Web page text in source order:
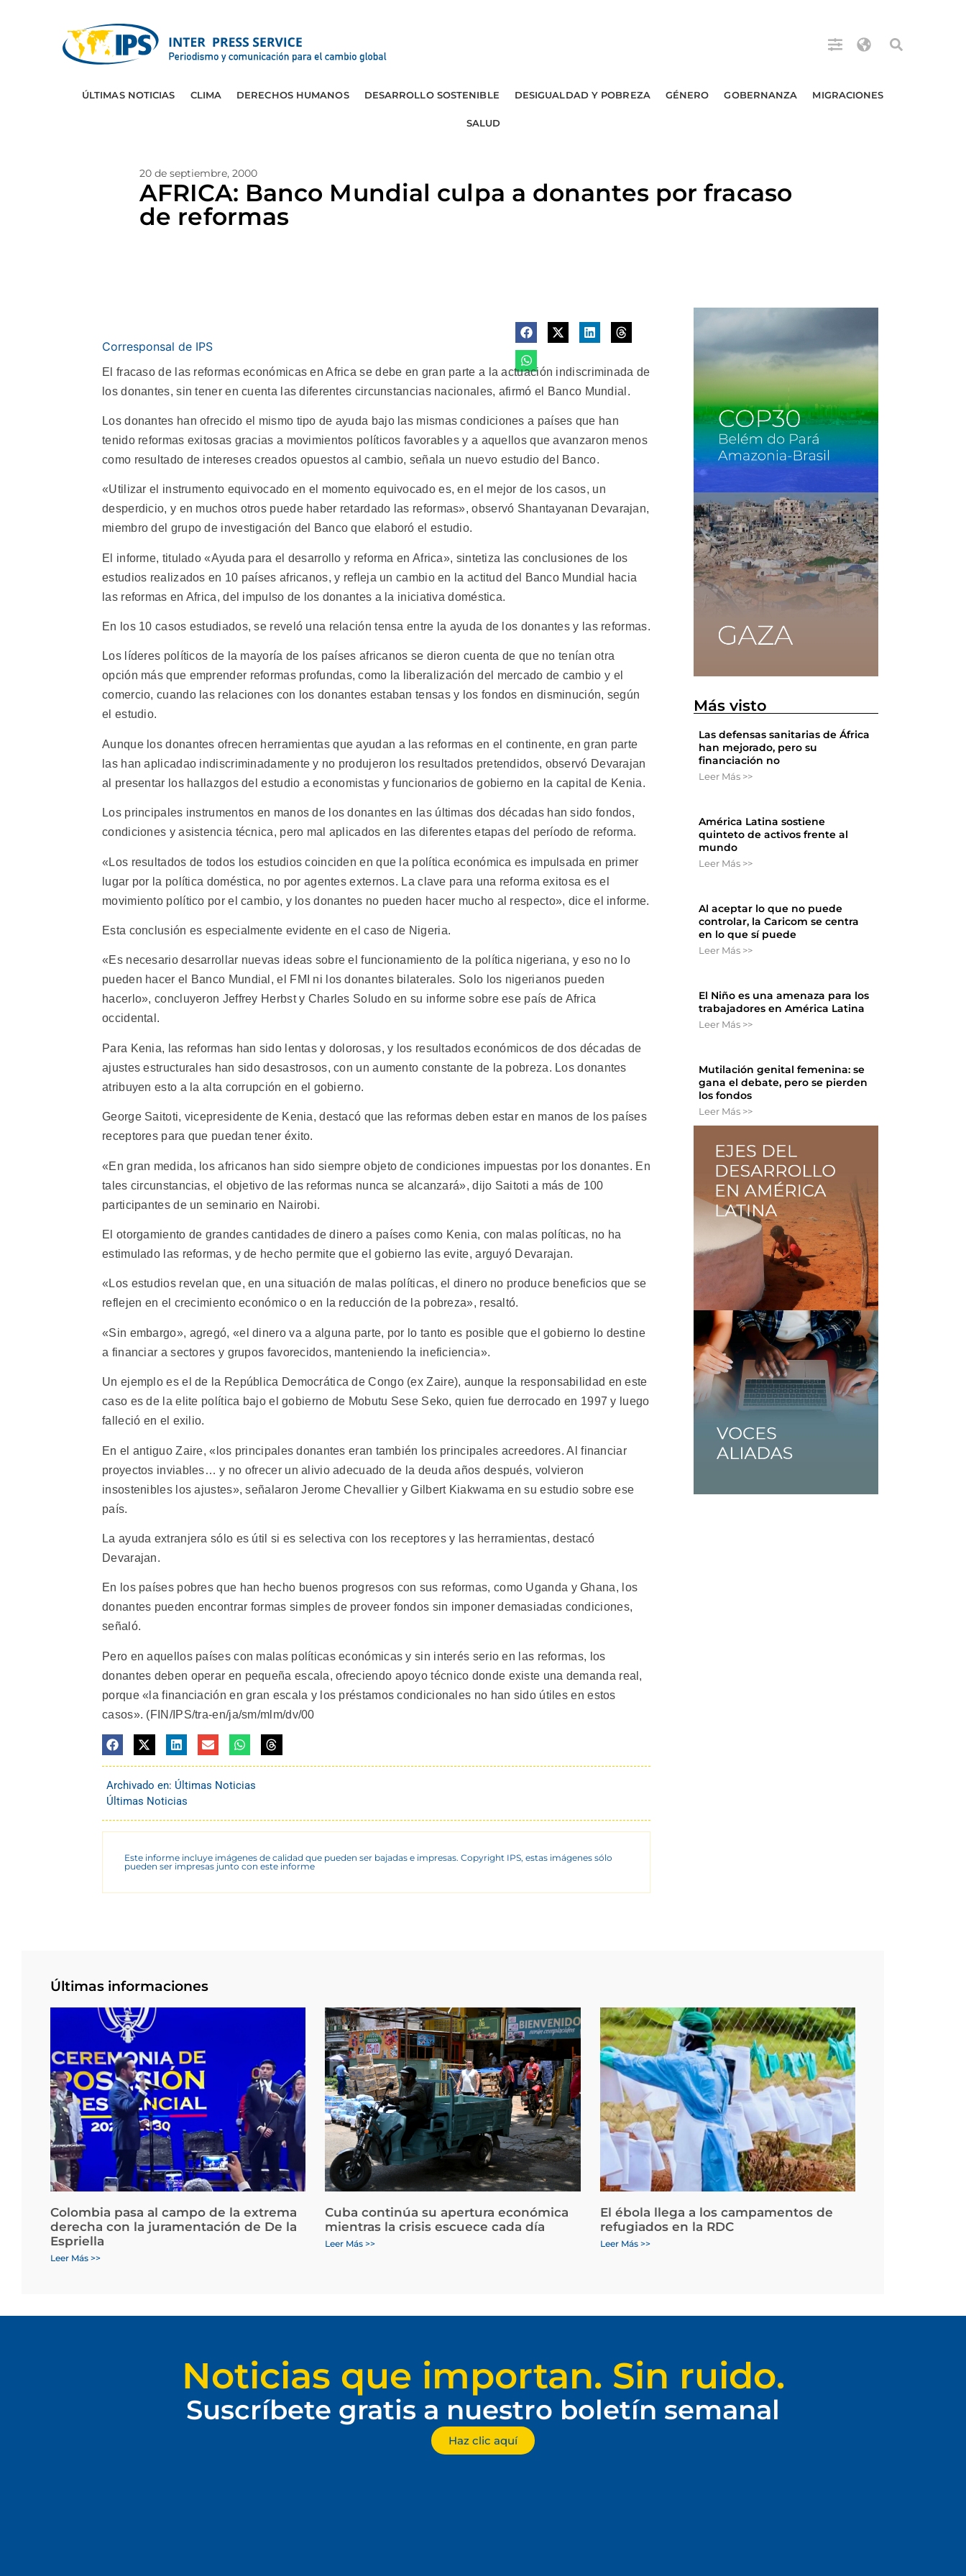
ÚLTIMAS NOTICIAS CLIMA DERECHOS HUMANOS DESARROLLO SOSTENIBLE DESIGUALDAD Y POBREZA GÉNERO GOBERNANZA MIGRACIONES
SALUD
20 de septiembre, 2000
AFRICA: Banco Mundial culpa a donantes por fracaso
de reformas
Corresponsal de IPS
El fracaso de las reformas económicas en Africa se debe en gran parte a la actuación indiscriminada de
los donantes, sin tener en cuenta las diferentes circunstancias nacionales, afirmó el Banco Mundial.
Los donantes han ofrecido el mismo tipo de ayuda bajo las mismas condiciones a países que han
tenido reformas exitosas gracias a movimientos políticos favorables y a aquellos que avanzaron menos
como resultado de intereses creados opuestos al cambio, señala un nuevo estudio del Banco.
«Utilizar el instrumento equivocado en el momento equivocado es, en el mejor de los casos, un
desperdicio, y en muchos otros puede haber retardado las reformas», observó Shantayanan Devarajan,
miembro del grupo de investigación del Banco que elaboró el estudio.
El informe, titulado «Ayuda para el desarrollo y reforma en Africa», sintetiza las conclusiones de los
estudios realizados en 10 países africanos, y refleja un cambio en la actitud del Banco Mundial hacia
las reformas en Africa, del impulso de los donantes a la iniciativa doméstica.
En los 10 casos estudiados, se reveló una relación tensa entre la ayuda de los donantes y las reformas.
Los líderes políticos de la mayoría de los países africanos se dieron cuenta de que no tenían otra
opción más que emprender reformas profundas, como la liberalización del mercado de cambio y el
comercio, cuando las relaciones con los donantes estaban tensas y los fondos en disminución, según
el estudio.
Aunque los donantes ofrecen herramientas que ayudan a las reformas en el continente, en gran parte
las han aplicadao indiscriminadamente y no produjeron los resultados pretendidos, observó Devarajan
al presentar los hallazgos del estudio a economistas y funcionarios de gobierno en la capital de Kenia.
Los principales instrumentos en manos de los donantes en las últimas dos décadas han sido fondos,
condiciones y asistencia técnica, pero mal aplicados en las diferentes etapas del período de reforma.
«Los resultados de todos los estudios coinciden en que la política económica es impulsada en primer
lugar por la política doméstica, no por agentes externos. La clave para una reforma exitosa es el
movimiento político por el cambio, y los donantes no pueden hacer mucho al respecto», dice el informe.
Esta conclusión es especialmente evidente en el caso de Nigeria.
«Es necesario desarrollar nuevas ideas sobre el funcionamiento de la política nigeriana, y eso no lo
pueden hacer el Banco Mundial, el FMI ni los donantes bilaterales. Solo los nigerianos pueden
hacerlo», concluyeron Jeffrey Herbst y Charles Soludo en su informe sobre ese país de Africa
occidental.
Para Kenia, las reformas han sido lentas y dolorosas, y los resultados económicos de dos décadas de
ajustes estructurales han sido desastrosos, con un aumento constante de la pobreza. Los donantes
atribuyen esto a la alta corrupción en el gobierno.
George Saitoti, vicepresidente de Kenia, destacó que las reformas deben estar en manos de los países
receptores para que puedan tener éxito.
«En gran medida, los africanos han sido siempre objeto de condiciones impuestas por los donantes. En
tales circunstancias, el objetivo de las reformas nunca se alcanzará», dijo Saitoti a más de 100
participantes de un seminario en Nairobi.
El otorgamiento de grandes cantidades de dinero a países como Kenia, con malas políticas, no ha
estimulado las reformas, y de hecho permite que el gobierno las evite, arguyó Devarajan.
«Los estudios revelan que, en una situación de malas políticas, el dinero no produce beneficios que se
reflejen en el crecimiento económico o en la reducción de la pobreza», resaltó.
«Sin embargo», agregó, «el dinero va a alguna parte, por lo tanto es posible que el gobierno lo destine
a financiar a sectores y grupos favorecidos, manteniendo la ineficiencia».
Un ejemplo es el de la República Democrática de Congo (ex Zaire), aunque la responsabilidad en este
caso es de la elite política bajo el gobierno de Mobutu Sese Seko, quien fue derrocado en 1997 y luego
falleció en el exilio.
En el antiguo Zaire, «los principales donantes eran también los principales acreedores. Al financiar
proyectos inviables… y no ofrecer un alivio adecuado de la deuda años después, volvieron
insostenibles los ajustes», señalaron Jerome Chevallier y Gilbert Kiakwama en su estudio sobre ese
país.
La ayuda extranjera sólo es útil si es selectiva con los receptores y las herramientas, destacó
Devarajan.
En los países pobres que han hecho buenos progresos con sus reformas, como Uganda y Ghana, los
donantes pueden encontrar formas simples de proveer fondos sin imponer demasiadas condiciones,
señaló.
Pero en aquellos países con malas políticas económicas y sin interés serio en las reformas, los
donantes deben operar en pequeña escala, ofreciendo apoyo técnico donde existe una demanda real,
porque «la financiación en gran escala y los préstamos condicionales no han sido útiles en estos
casos». (FIN/IPS/tra-en/ja/sm/mlm/dv/00
Archivado en: Últimas Noticias
Últimas Noticias
Este informe incluye imágenes de calidad que pueden ser bajadas e impresas. Copyright IPS, estas imágenes sólo
pueden ser impresas junto con este informe
Más visto
Las defensas sanitarias de África
han mejorado, pero su
financiación no
Leer Más >>
América Latina sostiene
quinteto de activos frente al
mundo
Leer Más >>
Al aceptar lo que no puede
controlar, la Caricom se centra
en lo que sí puede
Leer Más >>
El Niño es una amenaza para los
trabajadores en América Latina
Leer Más >>
Mutilación genital femenina: se
gana el debate, pero se pierden
los fondos
Leer Más >>
Últimas informaciones
Colombia pasa al campo de la extrema
derecha con la juramentación de De la
Espriella
Leer Más >>
Cuba continúa su apertura económica
mientras la crisis escuece cada día
Leer Más >>
El ébola llega a los campamentos de
refugiados en la RDC
Leer Más >>
Noticias que importan. Sin ruido.
Suscríbete gratis a nuestro boletín semanal
Haz clic aquí